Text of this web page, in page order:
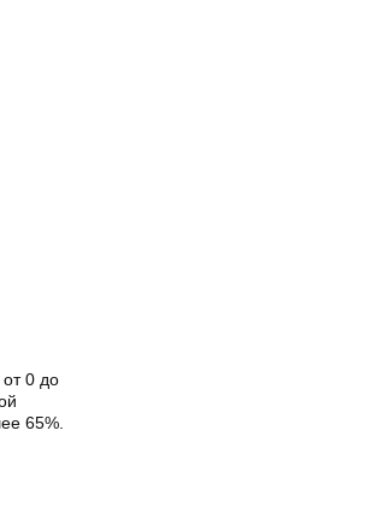
0 до
65%.